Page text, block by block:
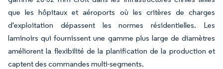
que les hôpitaux et aéroports où les critères de charges
d'exploitation dépassent les normes résidentielles. Les
laminoirs qui fournissent une gamme plus large de diamètres
améliorent la flexibilité de la planification de la production et
captent des commandes multi-segments.